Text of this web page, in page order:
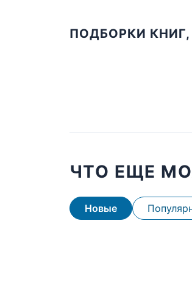
ПОДБОРКИ
ЧТО ЕЩЕ
Новые